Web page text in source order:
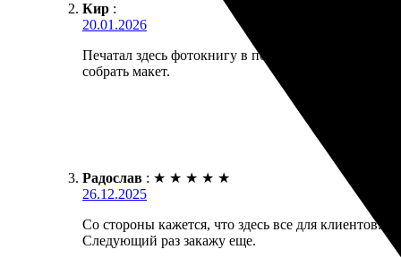
Кир :
20.01.2026
Печатал здесь фотокнигу в подарок родителям
собрать макет.
Радослав : ★ ★ ★ ★ ★
26.12.2025
Со стороны кажется, что здесь все для клиентов.
Следующий раз закажу еще.